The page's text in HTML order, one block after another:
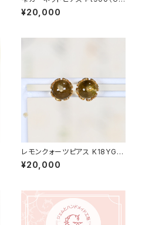
3151）
¥20,000
レモンクォーツピアス K18YG（J
K34811）
¥20,000